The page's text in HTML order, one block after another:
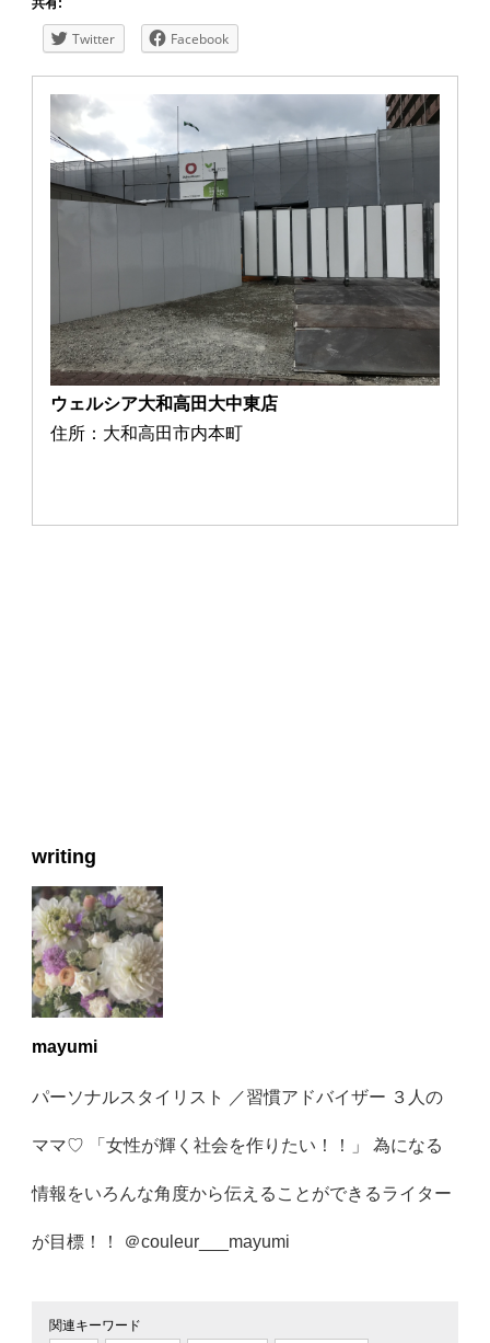
Twitter Facebook
ウェルシア大和高田大中東店
住所：大和高田市内本町
writing
mayumi
パーソナルスタイリスト ／習慣アドバイザー ３人の
ママ♡ 「女性が輝く社会を作りたい！！」 為になる
情報をいろんな角度から伝えることができるライター
が目標！！ ＠couleur___mayumi
関連キーワード